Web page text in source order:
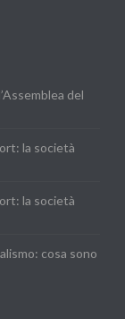
del
la società
la società
cosa sono